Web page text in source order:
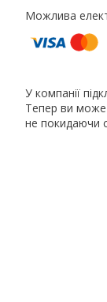
У компанії
Тепер ви
не покидаючи